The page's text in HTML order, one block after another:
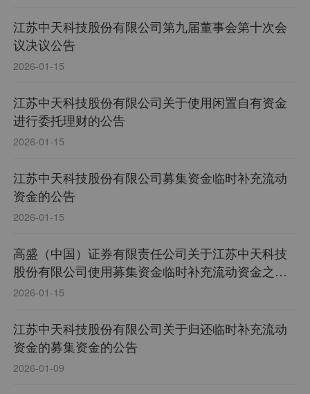
江苏中天科技股份有限公司第九届董事会第十次会
议决议公告
2026-01-15
江苏中天科技股份有限公司关于使用闲置自有资金
进行委托理财的公告
2026-01-15
江苏中天科技股份有限公司募集资金临时补充流动
资金的公告
2026-01-15
高盛（中国）证券有限责任公司关于江苏中天科技
股份有限公司使用募集资金临时补充流动资金之核
查意见
2026-01-15
江苏中天科技股份有限公司关于归还临时补充流动
资金的募集资金的公告
2026-01-09